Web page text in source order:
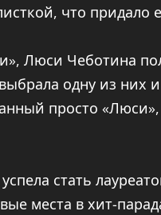
что
Люси Чеботина
одну из них
просто
стать
места в хит-